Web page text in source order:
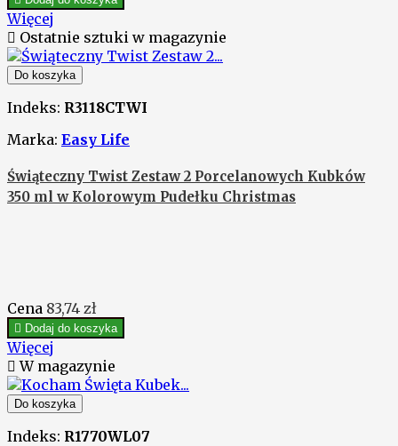
Więcej
 Ostatnie sztuki w magazynie
Do koszyka
Indeks: R3118CTWI
Marka: Easy Life
Świąteczny Twist Zestaw 2 Porcelanowych Kubków
350 ml w Kolorowym Pudełku Christmas
Cena 83,74 zł
 Dodaj do koszyka
Więcej
 W magazynie
Do koszyka
Indeks: R1770WL07